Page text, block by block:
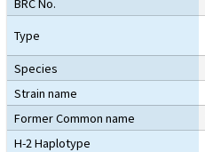
Type
Species
Strain name
Former Common name
H-2 Haplotype